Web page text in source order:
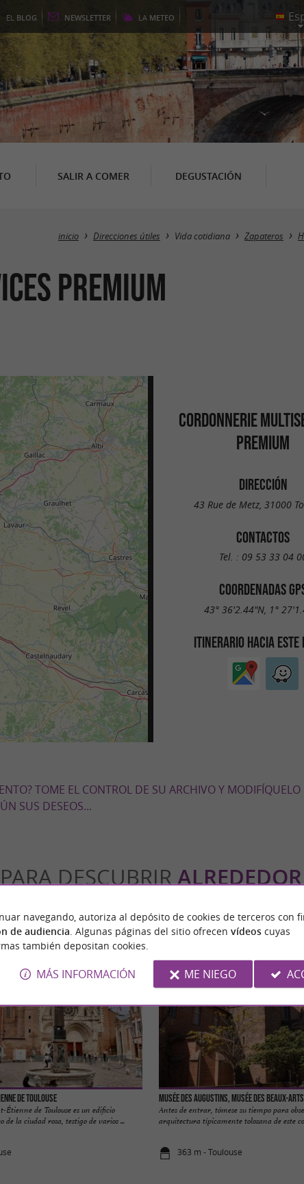
EL BLOG NEWSLETTER LA METEO
SALIR A COMER DEGUSTACIÓN
inicio Direcciones útiles Vida cotidiana Zapateros
Premium
CORDONNERIE
PREMIUM
DIRECCIÓN
43 Rue de Metz, 31000
CONTACTOS
Tel. : 09 53 33 04
COORDENADAS
43° 36'2.44"N, 1°
ITINERARIO HACIA ESTE
TOME EL CONTROL DE SU ARCHIVO Y MODIFÍQUELO
SUS DESEOS...
PARA DESCUBRIRALREDEDOR
Alojamiento Salir a comer
de Toulouse
de Toulouse es un edificio
de la ciudad rosa, testigo de varios ...
Musée des Augustins, Musée des Beaux-Arts
Antes de entrar, tómese su tiempo para
arquitectura típicamente tolosana de este
363 m - Toulouse
navegando, autoriza al depósito de cookies de terceros con
de audiencia . Algunas páginas del sitio ofrecen vídeoscuyas
también depositan cookies.
MÁS INFORMACIÓN ME NIEGO